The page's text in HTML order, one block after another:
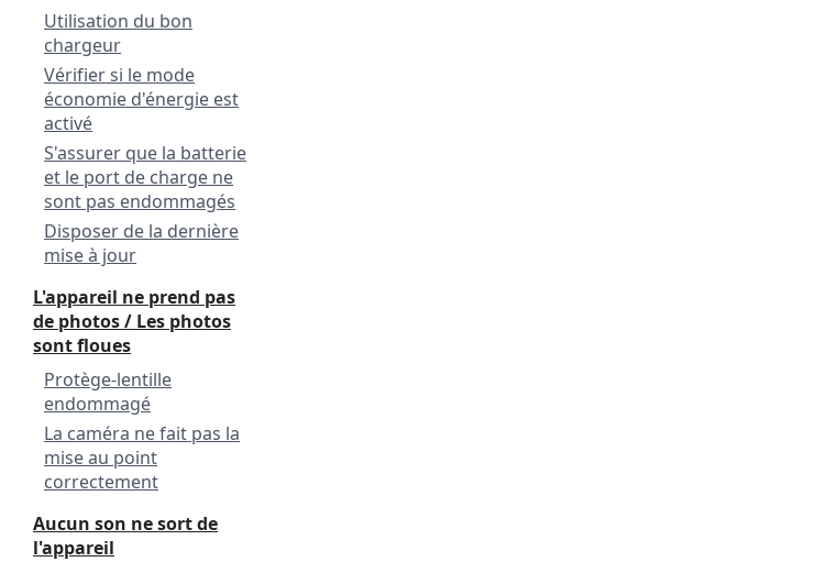
Utilisation du bon
chargeur
Vérifier si le mode
économie d'énergie est
activé
S'assurer que la batterie
et le port de charge ne
sont pas endommagés
Disposer de la dernière
mise à jour
L'appareil ne prend pas
de photos / Les photos
sont floues
Protège-lentille
endommagé
La caméra ne fait pas la
mise au point
correctement
Aucun son ne sort de
l'appareil